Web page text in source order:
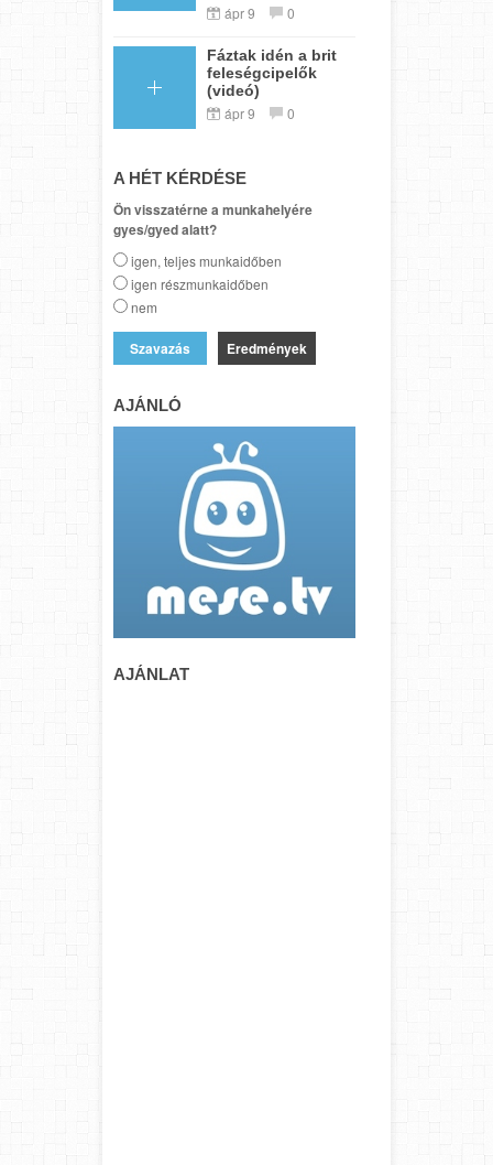
ápr 9 0
Fáztak idén a brit
feleségcipelők
(videó)
ápr 9 0
A HÉT KÉRDÉSE
Ön visszatérne a munkahelyére
gyes/gyed alatt?
igen, teljes munkaidőben
igen részmunkaidőben
nem
Eredmények
AJÁNLÓ
AJÁNLAT